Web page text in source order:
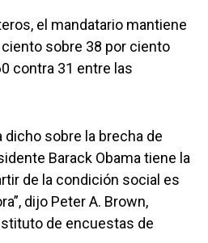
el mandatario mantiene
sobre 38 por ciento
contra 31 entre las
dicho sobre la brecha de
Barack Obama tiene la
de la condición social es
dijo Peter A. Brown,
de encuestas de